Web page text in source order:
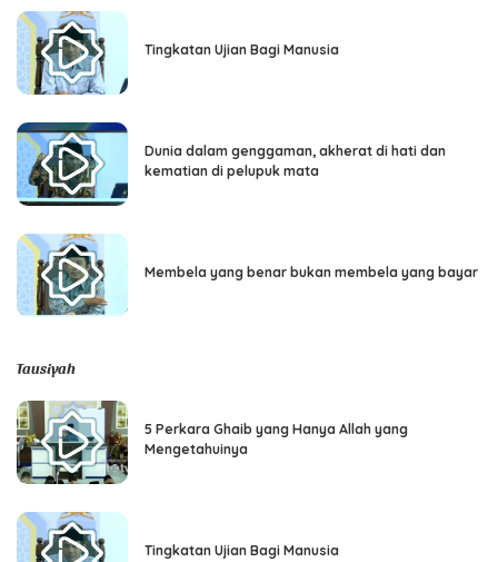
Tingkatan Ujian Bagi Manusia
Dunia dalam genggaman, akherat di hati dan
kematian di pelupuk mata
Membela yang benar bukan membela yang bayar
Tausiyah
5 Perkara Ghaib yang Hanya Allah yang
Mengetahuinya
Tingkatan Ujian Bagi Manusia